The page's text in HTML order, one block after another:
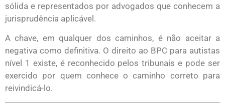
sólida e representados por advogados que conhecem a
jurisprudência aplicável.
A chave, em qualquer dos caminhos, é não aceitar a
negativa como definitiva. O direito ao BPC para autistas
nível 1 existe, é reconhecido pelos tribunais e pode ser
exercido por quem conhece o caminho correto para
reivindicá-lo.